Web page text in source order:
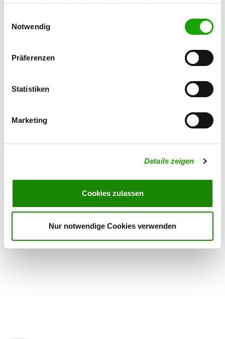
Cookies, wenn Sie unsere Webseite weiterhin nutzen.
Notwendig
Präferenzen
Statistiken
Marketing
Details zeigen
Cookies zulassen
Nur notwendige Cookies verwenden
OG - Karstädt
OG - Perleberg e.V.
OG - Vellahn
Details
OG - Wietzetze/Elbe e.V.
29456 Hitzacker/Wietzetze